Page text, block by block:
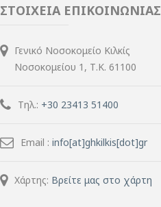
ΣΤΟΙΧΕΙΑ ΕΠΙΚΟΙΝΩΝΙΑΣ
Γενικό Νοσοκομείο Κιλκίς
Νοσοκομείου 1, Τ.Κ. 61100
Τηλ.: +30 23413 51400
Email : info[at]ghkilkis[dot]gr
Χάρτης: Βρείτε μας στο χάρτη